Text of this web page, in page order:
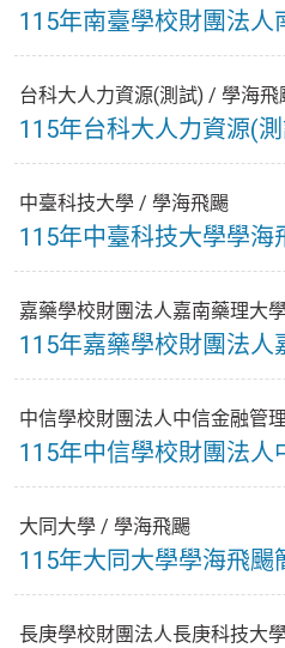
115年南臺學校財團法
台科大人力資源(測試) / 學海飛
115年台科大人力資源(
中臺科技大學 / 學海飛颺
115年中臺科技大學學海
嘉藥學校財團法人嘉南藥理大
115年嘉藥學校財團法
中信學校財團法人中信金融管
115年中信學校財團法
大同大學 / 學海飛颺
115年大同大學學海飛颺
長庚學校財團法人長庚科技大